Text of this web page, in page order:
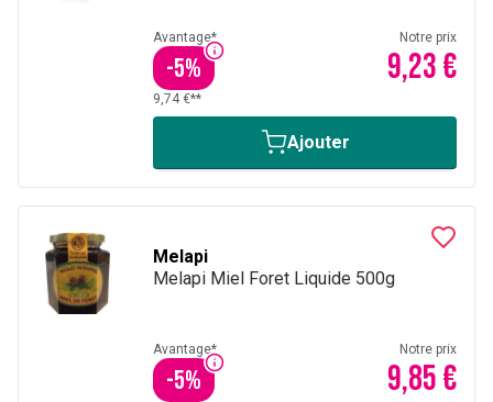
Avantage*
-5%
Notre prix
9,23 €
9,74 €**
Ajouter
Melapi
Melapi Miel Foret Liquide 500g
Avantage*
-5%
Notre prix
9,85 €